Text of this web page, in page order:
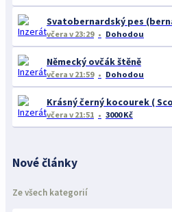
Svatobernardský pes
včera v 23:29 Dohodou
Německý ovčák štěně
včera v 21:59 Dohodou
Krásný černý kocourek (
včera v 21:51 3000 Kč
Nové články
Ze všech kategorií